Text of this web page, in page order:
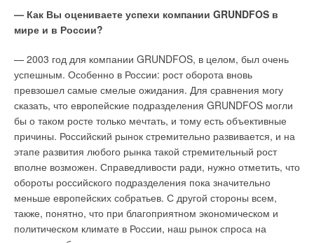
— Как Вы оцениваете успехи компании GRUNDFOS в
мире и в России?
— 2003 год для компании GRUNDFOS, в целом, был очень
успешным. Особенно в России: рост оборота вновь
превзошел самые смелые ожидания. Для сравнения могу
сказать, что европейские подразделения GRUNDFOS могли
бы о таком росте только мечтать, и тому есть объективные
причины. Российский рынок стремительно развивается, и на
этапе развития любого рынка такой стремительный рост
вполне возможен. Справедливости ради, нужно отметить, что
обороты российского подразделения пока значительно
меньше европейских собратьев. С другой стороны всем,
также, понятно, что при благоприятном экономическом и
политическом климате в России, наш рынок спроса на
сгорания остается неизменным в течение всего сезона,
поэтому хорошо отлаженный котел совсем не дымит.
Степень автоматизированности котлов марки Carborobot
совпадает с параметрами мазутных и газовых котлов.
Их можно использовать везде, где работало подобное
оборудование. При профессиональном монтаже котел
является идеальным для напольного отопления. Эти котлы
также можно оснастить самыми современными цифровыми,
программируемыми устройствами управления. ОАО
Дорогобужкотломаш
» (Смоленская обл.) выпускает котлы
серии «Смоленск», которые дают реальный шанс
возрождения водотрубного оборудования. Специалисты
предприятия выявили одну из главных проблем водотрубных
котлов малой мощности — невозможность установки
современных длиннофакельных горелок. Итогом работы
Современные кондиционеры безопасны для человека и
«Мицубиси Электрик» используют озонобезопасные
фреоны. Конструктивные особенности приборов создают
условия, в которых не способны обитать микробы и
болезнетворные бактерии. Однако распространено
опасение, что кондиционеры могут «простудить» человека,
создавая сквозняк и перепады температуры. Кондиционеры
«Мицубиси Электрик» предотвращают возникновение
сквозняков, равномерно рассеивая охлажденный воздух.
Принципы нечеткой логики, которые используются во всех
моделях «Мицубиси Электрик», позволяют кондиционеру
выбирать оптимальную температуру для помещения с
учетом индивидуальных предпочтений.